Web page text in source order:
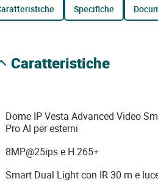
caratteristiche specifiche
caratteristiche
Dome IP Vesta Advanced Video
Pro AI per esterni
8MP@25ips e H.265+
Smart Dual Light con IR 30 m e